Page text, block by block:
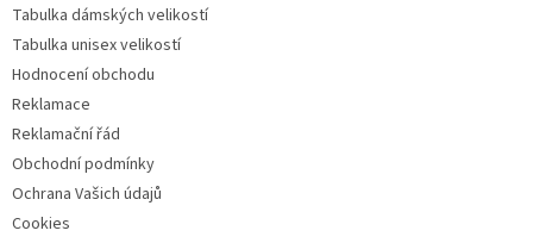
Tabulka dámských velikostí
Tabulka unisex velikostí
Hodnocení obchodu
Reklamace
Reklamační řád
Obchodní podmínky
Ochrana Vašich údajů
Cookies